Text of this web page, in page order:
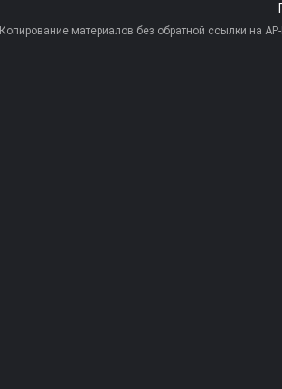
Копирование материалов без обратной ссылки на